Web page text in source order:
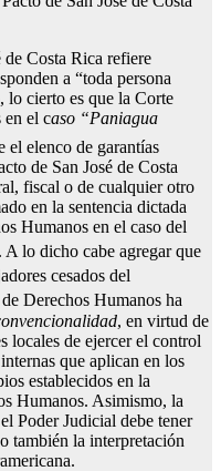
Costa Rica refiere
a “toda persona
lo cierto es que la Corte
en el caso “Paniagua
el elenco de garantías
de San José de Costa
fiscal o de cualquier otro
en la sentencia dictada
Humanos en el caso del
. A lo dicho cabe agregar que
cesados del
Derechos Humanos ha
, en virtud de
locales de ejercer el control
que aplican en los
establecidos en la
Humanos. Asimismo, la
Poder Judicial debe tener
también la interpretación